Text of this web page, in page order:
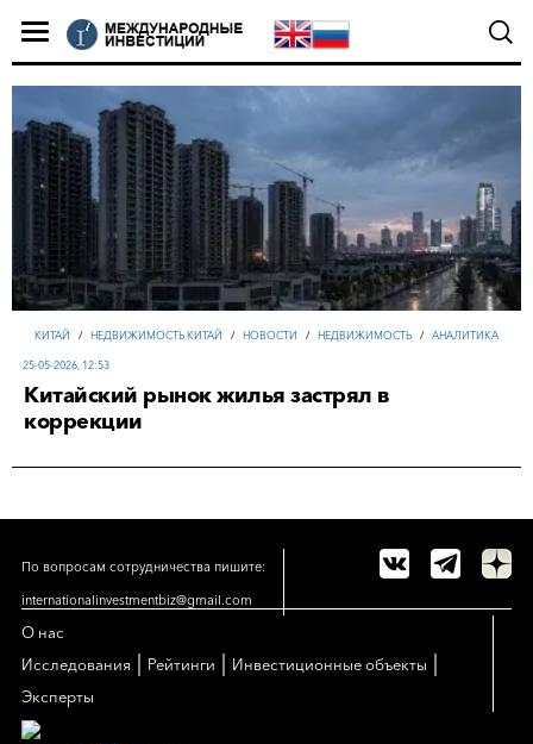
КИТАЙ / НЕДВИЖИМОСТЬ КИТАЙ / НОВОСТИ / НЕДВИЖИМОСТЬ / АНАЛИТИКА
25-05-2026, 12:53
Китайский рынок жилья застрял в
коррекции
По вопросам сотрудничества пишите:
internationalinvestmentbiz@gmail.com
О нас
Исследования
Рейтинги Инвестиционные объекты
Эксперты